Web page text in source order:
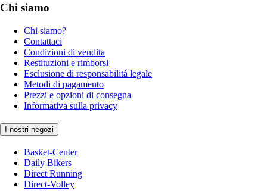
Chi siamo
Chi siamo?
Contattaci
Condizioni di vendita
Restituzioni e rimborsi
Esclusione di responsabilità legale
Metodi di pagamento
Prezzi e opzioni di consegna
Informativa sulla privacy
I nostri negozi
Basket-Center
Daily Bikers
Direct Running
Direct-Volley